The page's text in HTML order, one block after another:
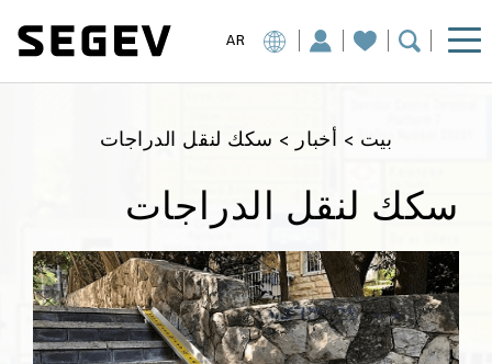
AR
بيت > أخبار > سكك لنقل الدراجات
سكك لنقل الدراجات